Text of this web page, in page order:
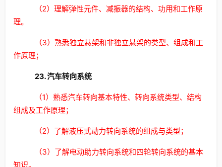
（2）理解弹性元件、减振器的结构、功用和工作原
理。
（3）熟悉独立悬架和非独立悬架的类型、组成和工
作原理；
23. 汽车转向系统
（1）熟悉汽车转向基本特性、转向系统类型、结构
组成及工作原理；
（2）了解液压式动力转向系统的组成与类型；
（3）了解电动助力转向系统和四轮转向系统的基本
知识。